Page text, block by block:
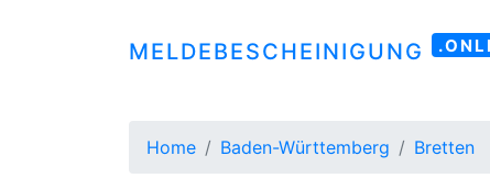
MELDEBESCHEINIGUNG
Home Baden-Württemberg Bretten